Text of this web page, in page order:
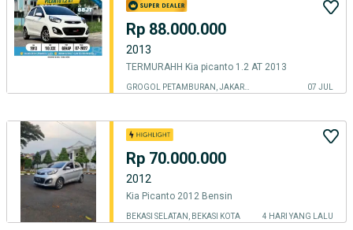
Rp 88.000.000
2013
TERMURAHH Kia picanto 1.2 AT 2013
07 JUL
Rp 70.000.000
2012
Kia Picanto 2012 Bensin
BEKASI SELATAN, BEKASI KOTA 4 HARI YANG LALU